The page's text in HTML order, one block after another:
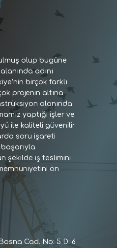
olup bugüne
adını
birçok farklı
projenin altına
alanında
yaptığı işler ve
ile kaliteli güvenilir
soru işareti
şekilde iş teslimini
ön
Cad. No: 5 D: 6